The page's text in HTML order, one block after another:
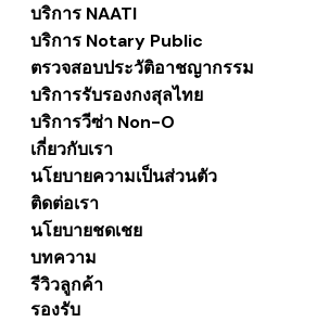
บริการ NAATI
บริการ Notary Public
ตรวจสอบประวัติอาชญากรรม
บริการรับรองกงสุลไทย
บริการวีซ่า Non-O
เกี่ยวกับเรา
นโยบายความเป็นส่วนตัว
ติดต่อเรา
นโยบายชดเชย
บทความ
รีวิวลูกค้า
รองรับ